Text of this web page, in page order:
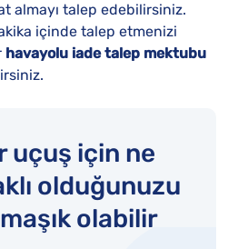
almayı talep edebilirsiniz.
içinde talep etmenizi
havayolu iade talep mektubu
uçuş için ne
olduğunuzu
olabilir